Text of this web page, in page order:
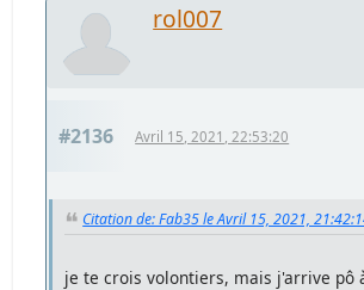
rol007
#2136 Avril 15, 2021, 22:53:20
Citation de: Fab35 le Avril 15, 2021,
je te crois volontiers, mais j'arrive pô